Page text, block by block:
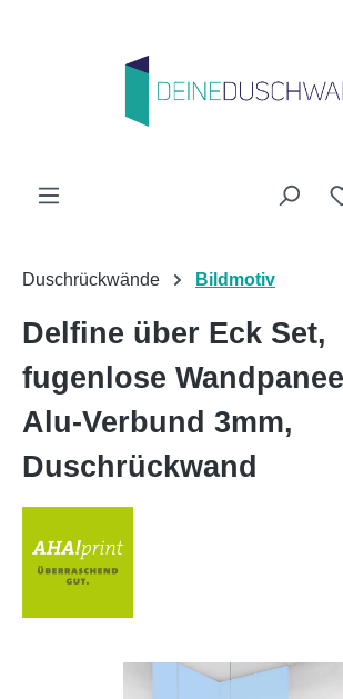
Duschrückwände Bildmotiv
Delfine über Eck Set,
fugenlose
Alu-Verbund 3mm,
Duschrückwand